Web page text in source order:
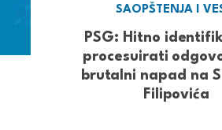
SAOPŠTENJA I
PSG: Hitno
procesuirati
brutalni napad na
Filipovića